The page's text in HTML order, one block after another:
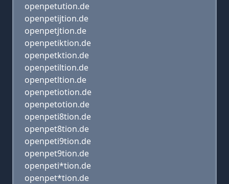
openpetution.de
openpetijtion.de
openpetjtion.de
openpetiktion.de
openpetktion.de
openpetiltion.de
openpetltion.de
openpetiotion.de
openpetotion.de
openpeti8tion.de
openpet8tion.de
openpeti9tion.de
openpet9tion.de
openpeti*tion.de
openpet*tion.de